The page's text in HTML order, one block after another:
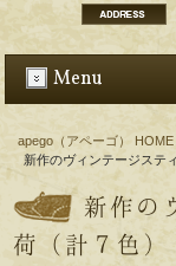
Menu
apego（アペーゴ） HOME
新作のヴィンテージステ
新作の
荷（計７色）